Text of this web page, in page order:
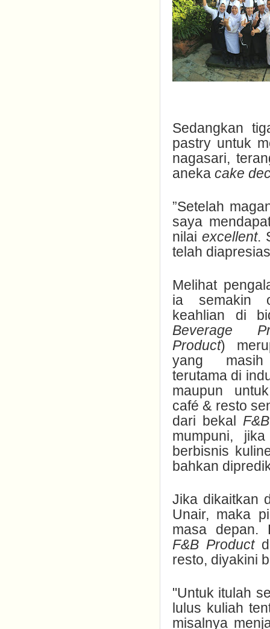
Sedangkan
pastry untuk
nagasari,
aneka cake
”Setelah
saya
nilai excellent.
telah
Melihat
ia semakin
keahlian di
Beverage
Product)
yang masih
terutama di
maupun
café & resto
dari bekal
mumpuni,
berbisnis
bahkan
Jika dikaitkan
Unair, maka
masa depan.
F&B Product
resto, diyakini
"Untuk itulah
lulus kuliah
misalnya